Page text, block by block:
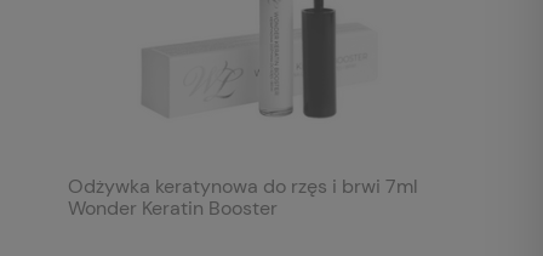
Odżywka keratynowa do rzęs i brwi 7ml
Wonder Keratin Booster